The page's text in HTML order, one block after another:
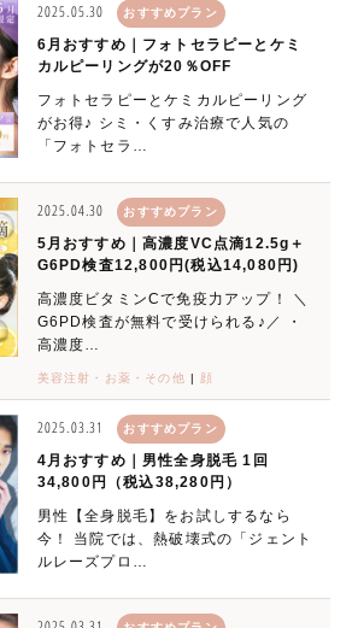
2025.05.30 おすすめプラン
6月おすすめ｜フォトセラピーとケミ
カルピーリングが20％OFF
フォトセラピーとケミカルピーリング
がお得♪ シミ・くすみ治療で人気の
「フォトセラ…
2025.04.30 おすすめプラン
5月おすすめ｜高濃度VC点滴12.5g＋
G6PD検査12,800円(税込14,080円)
高濃度ビタミンCで免疫力アップ！ ＼
G6PD検査が無料で受けられる♪／ ・
高濃度…
美容注射・お薬・その他 顔
2025.03.31 おすすめプラン
4月おすすめ｜男性全身脱毛 1回
34,800円（税込38,280円）
男性【全身脱毛】をお試しするなら
今！ 当院では、熱破壊式の「ジェント
ルレーズプロ…